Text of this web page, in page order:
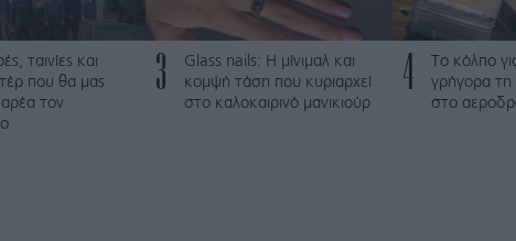
ταινίες και
που θα μας
τον
3
Glass nails: Η μίνιμαλ και
κομψή τάση που κυριαρχεί
στο καλοκαιρινό μανικιούρ
4
Το κόλπο
γρήγορα τη
στο